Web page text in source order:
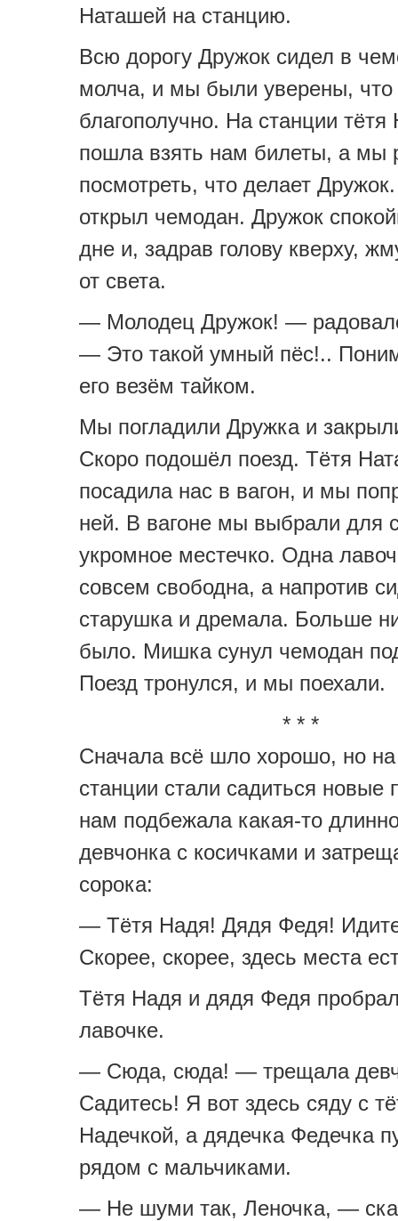
Наташей на станцию.
Всю дорогу Дружок сидел в
молча, и мы были уверены, что
благополучно. На станции
пошла взять нам билеты, а мы
посмотреть, что делает
открыл чемодан. Дружок
дне и, задрав голову кверху,
от света.
— Молодец Дружок! —
— Это такой умный пёс!..
его везём тайком.
Мы погладили Дружка и
Скоро подошёл поезд. Тётя
посадила нас в вагон, и мы
ней. В вагоне мы выбрали для
укромное местечко. Одна
совсем свободна, а напротив
старушка и дремала. Больше
было. Мишка сунул чемодан
Поезд тронулся, и мы поехали.
* * *
Сначала всё шло хорошо, но
станции стали садиться новые
нам подбежала какая-то
девчонка с косичками и
сорока:
— Тётя Надя! Дядя Федя!
Скорее, скорее, здесь места
Тётя Надя и дядя Федя
лавочке.
— Сюда, сюда! — трещала
Садитесь! Я вот здесь сяду с
Надечкой, а дядечка Федечка
рядом с мальчиками.
— Не шуми так, Леночка, —